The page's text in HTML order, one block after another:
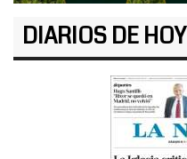
DIARIOS DE HOY